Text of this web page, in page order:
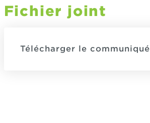
Fichier joint
Télécharger le communiqué